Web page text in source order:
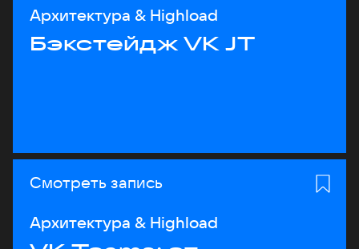
Архитектура & Highload
Бэкстейдж VK JT
Смотреть запись
Архитектура & Highload